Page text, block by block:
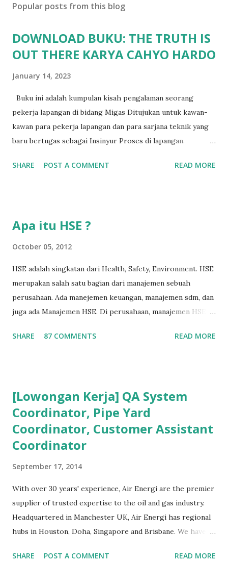
Popular posts from this blog
DOWNLOAD BUKU: THE TRUTH IS
OUT THERE KARYA CAHYO HARDO
January 14, 2023
Buku ini adalah kumpulan kisah pengalaman seorang
pekerja lapangan di bidang Migas Ditujukan untuk kawan-
kawan para pekerja lapangan dan para sarjana teknik yang
baru bertugas sebagai Insinyur Proses di lapangan.
jurusan Teknik Kimia dan langsung berhadapan dengan
suatu permasalahan dengan cepat, dan terkadang butuh
lama bekerja di front line operation – dalam hal
troubleshooting – semakin memperkaya kita dalam
memahami permasalahan-permasalahan proses berikutnya.
Menurut hemat saya, masalah-masalah troubleshooting
sederhana, namun terkadang menjadi ruwet karena tidak
SHARE POST A COMMENT READ MORE
Apa itu HSE ?
October 05, 2012
HSE adalah singkatan dari Health, Safety, Environment. HSE
merupakan salah satu bagian dari manajemen sebuah
perusahaan. Ada manejemen keuangan, manajemen sdm, dan
juga ada Manajemen HSE. Di perusahaan, manajemen HSE
bertugas untuk merencanakan, melaksanakan, dan
HSE Pertambangan dan akan beda pula dengan HSE Migas .
Pembahasan - Administrator Migas Bermula dari
pertanyaan Sdr. Andri Jaswin (non-member) kepada
Administrator Milis mengenai HSE. Saya jawab secara
QMS untuk penjelasan yang lebih detail. Karena yang
SHARE 87 COMMENTS READ MORE
[Lowongan Kerja] QA System
Coordinator, Pipe Yard
Coordinator, Customer Assistant
Coordinator
September 17, 2014
With over 30 years' experience, Air Energi are the premier
supplier of trusted expertise to the oil and gas industry.
Headquartered in Manchester UK, Air Energi has regional
hubs in Houston, Doha, Singapore and Brisbane. We have
50 countries worldwide, and through our company values:
SHARE POST A COMMENT READ MORE